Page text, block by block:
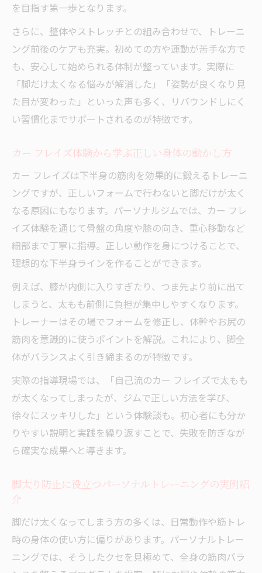
を目指す第一歩となります。
さらに、整体やストレッチとの組み合わせで、トレーニ
ング前後のケアも充実。初めての方や運動が苦手な方で
も、安心して始められる体制が整っています。実際に
「脚だけ太くなる悩みが解消した」「姿勢が良くなり見
た目が変わった」といった声も多く、リバウンドしにく
い習慣化までサポートされるのが特徴です。
カー フレイズ体験から学ぶ正しい身体の動かし方
カー フレイズは下半身の筋肉を効果的に鍛えるトレーニ
ングですが、正しいフォームで行わないと脚だけが太く
なる原因にもなります。パーソナルジムでは、カー フレ
イズ体験を通じて骨盤の角度や膝の向き、重心移動など
細部まで丁寧に指導。正しい動作を身につけることで、
理想的な下半身ラインを作ることができます。
例えば、膝が内側に入りすぎたり、つま先より前に出て
しまうと、太もも前側に負担が集中しやすくなります。
トレーナーはその場でフォームを修正し、体幹やお尻の
筋肉を意識的に使うポイントを解説。これにより、脚全
体がバランスよく引き締まるのが特徴です。
実際の指導現場では、「自己流のカー フレイズで太もも
が太くなってしまったが、ジムで正しい方法を学び、
徐々にスッキリした」という体験談も。初心者にも分か
りやすい説明と実践を繰り返すことで、失敗を防ぎなが
ら確実な成果へと導きます。
脚太り防止に役立つパーソナルトレーニングの実例紹
介
脚だけ太くなってしまう方の多くは、日常動作や筋トレ
時の身体の使い方に偏りがあります。パーソナルトレー
ニングでは、そうしたクセを見極めて、全身の筋肉バラ